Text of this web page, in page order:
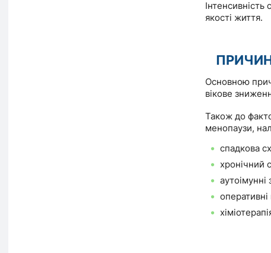
якості життя.
Основною
вікове
Також до
менопаузи,
спадкова
хронічний